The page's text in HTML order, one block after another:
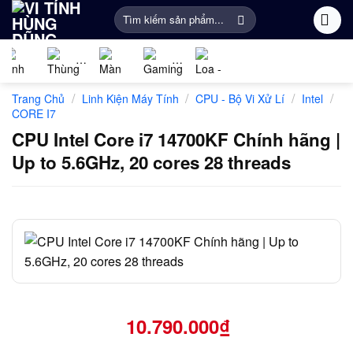
Bỏ
qua
nội
dung
Tìm
kiếm:
kiện
máy
tính
Gaming
Hình
Tính
Gear
thanh
Kiện
Trang Chủ / Linh Kiện Máy Tính / CPU - Bộ Vi Xử Lí / Intel /
CORE I7
CPU Intel Core i7 14700KF Chính hãng |
Up to 5.6GHz, 20 cores 28 threads
10.790.000₫